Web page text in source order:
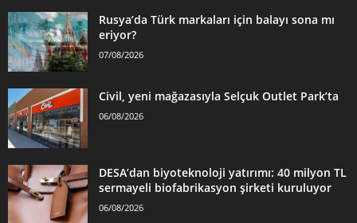
Rusya’da Türk markaları için balayı sona mı
eriyor?
07/08/2026
Civil, yeni mağazasıyla Selçuk Outlet Park’ta
06/08/2026
DESA’dan biyoteknoloji yatırımı: 40 milyon TL
sermayeli biofabrikasyon şirketi kuruluyor
06/08/2026